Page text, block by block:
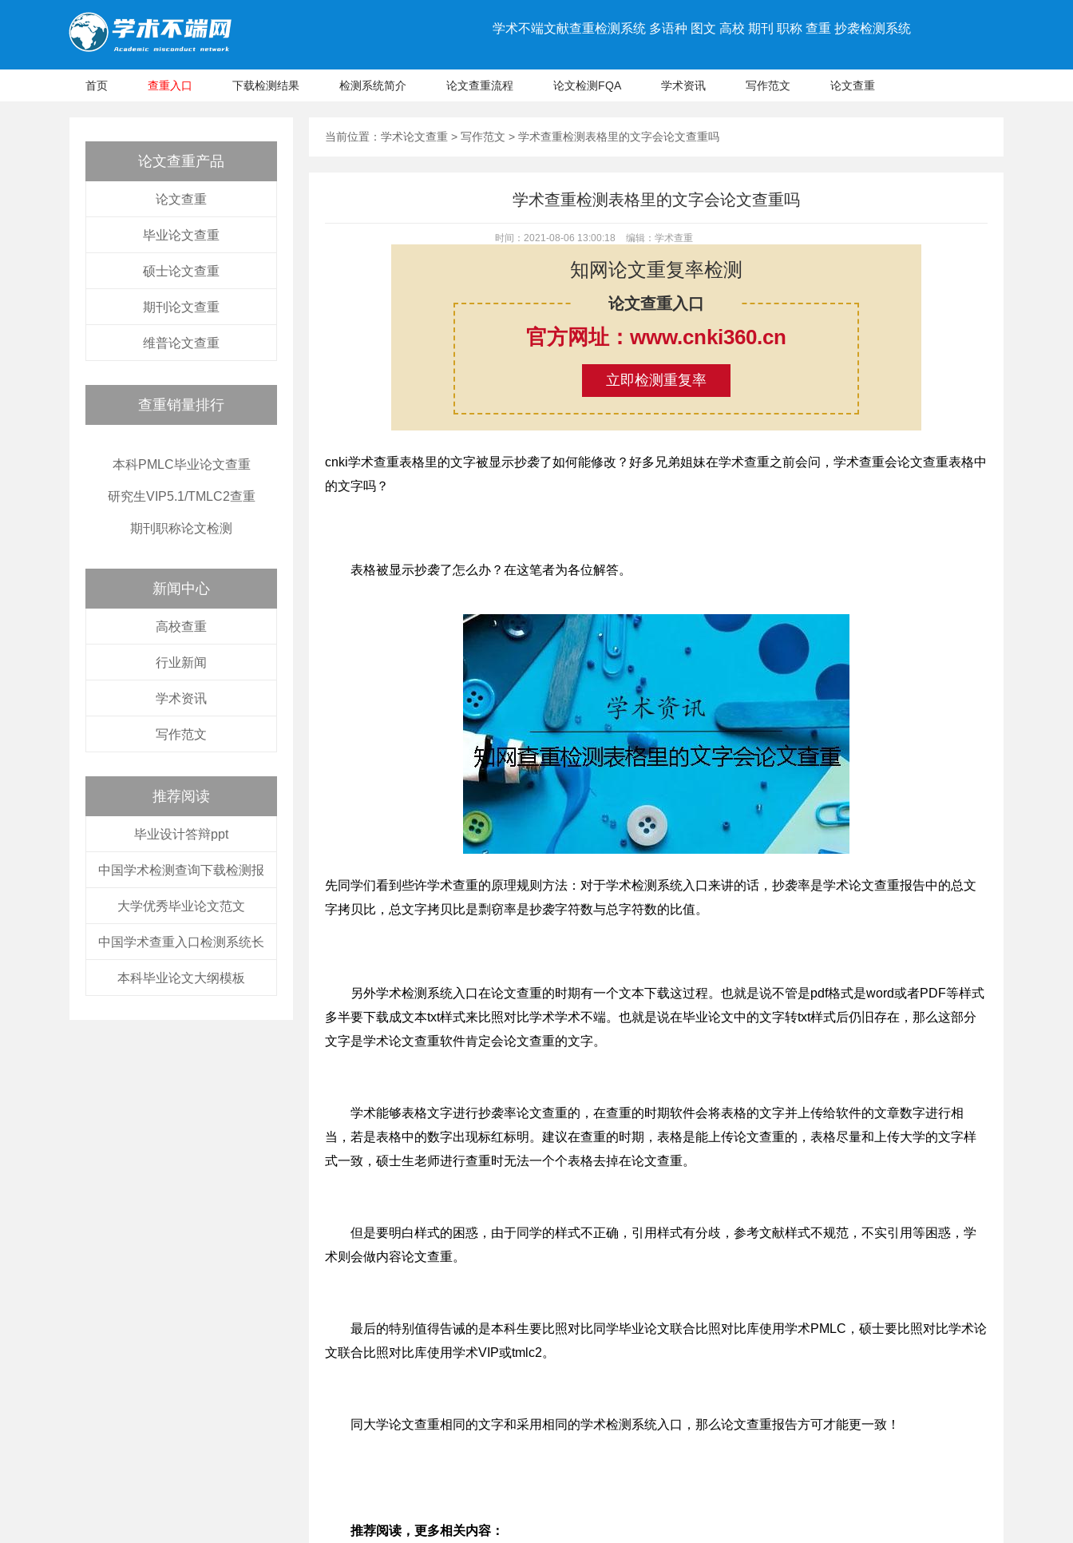
学术不端文献查重检测系统 多语种 图文 高校 期刊 职称 查重 抄袭检测系统
首页 查重入口 下载检测结果 检测系统简介 论文查重流程 论文检测FQA 学术资讯 写作范文 论文查重
论文查重产品
论文查重
毕业论文查重
硕士论文查重
期刊论文查重
维普论文查重
查重销量排行
本科PMLC毕业论文查重
研究生VIP5.1/TMLC2查重
期刊职称论文检测
新闻中心
高校查重
行业新闻
学术资讯
写作范文
推荐阅读
毕业设计答辩ppt
中国学术检测查询下载检测报
大学优秀毕业论文范文
中国学术查重入口检测系统长
本科毕业论文大纲模板
当前位置： 学术论文查重 > 写作范文 > 学术查重检测表格里的文字会论文查重吗
学术查重检测表格里的文字会论文查重吗
时间：2021-08-06 13:00:18 编辑：学术查重
知网论文重复率检测
论文查重入口
官方网址：www.cnki360.cn
立即检测重复率
cnki学术查重表格里的文字被显示抄袭了如何能修改？好多兄弟姐妹在学术查重之前会问，学术查重会论文查重表格中
的文字吗？
表格被显示抄袭了怎么办？在这笔者为各位解答。
先同学们看到些许学术查重的原理规则方法：对于学术检测系统入口来讲的话，抄袭率是学术论文查重报告中的总文
字拷贝比，总文字拷贝比是剽窃率是抄袭字符数与总字符数的比值。
另外学术检测系统入口在论文查重的时期有一个文本下载这过程。也就是说不管是pdf格式是word或者PDF等样式
多半要下载成文本txt样式来比照对比学术学术不端。也就是说在毕业论文中的文字转txt样式后仍旧存在，那么这部分
文字是学术论文查重软件肯定会论文查重的文字。
学术能够表格文字进行抄袭率论文查重的，在查重的时期软件会将表格的文字并上传给软件的文章数字进行相
当，若是表格中的数字出现标红标明。建议在查重的时期，表格是能上传论文查重的，表格尽量和上传大学的文字样
式一致，硕士生老师进行查重时无法一个个表格去掉在论文查重。
但是要明白样式的困惑，由于同学的样式不正确，引用样式有分歧，参考文献样式不规范，不实引用等困惑，学
术则会做内容论文查重。
最后的特别值得告诫的是本科生要比照对比同学毕业论文联合比照对比库使用学术PMLC，硕士要比照对比学术论
文联合比照对比库使用学术VIP或tmlc2。
同大学论文查重相同的文字和采用相同的学术检测系统入口，那么论文查重报告方可才能更一致！
推荐阅读，更多相关内容：